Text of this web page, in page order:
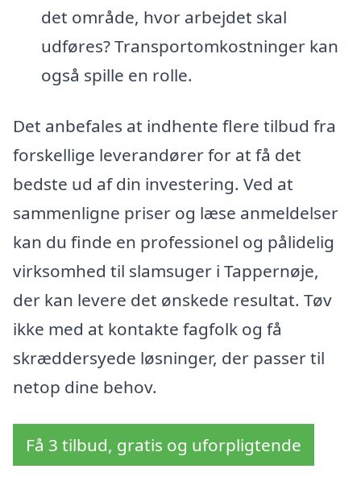
det område, hvor arbejdet skal
udføres? Transportomkostninger kan
også spille en rolle.
Det anbefales at indhente flere tilbud fra
forskellige leverandører for at få det
bedste ud af din investering. Ved at
sammenligne priser og læse anmeldelser
kan du finde en professionel og pålidelig
virksomhed til slamsuger i Tappernøje,
der kan levere det ønskede resultat. Tøv
ikke med at kontakte fagfolk og få
skræddersyede løsninger, der passer til
netop dine behov.
Få 3 tilbud, gratis og uforpligtende